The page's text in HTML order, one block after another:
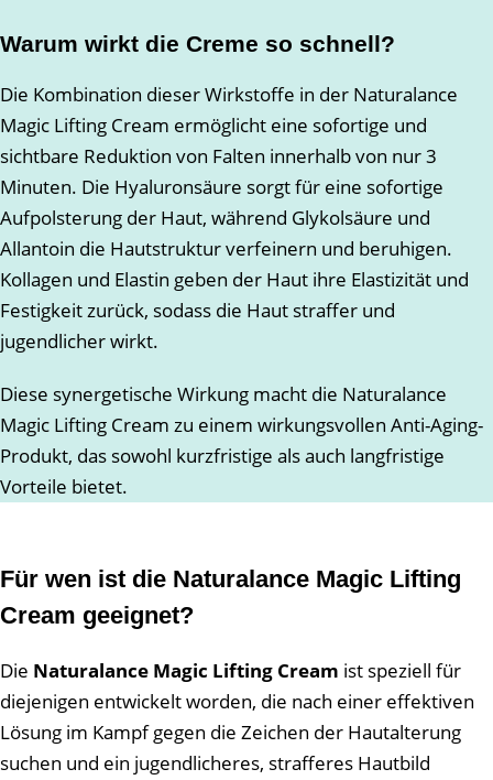
Warum wirkt die Creme so schnell?
Die Kombination dieser Wirkstoffe in der Naturalance
Magic Lifting Cream ermöglicht eine sofortige und
sichtbare Reduktion von Falten innerhalb von nur 3
Minuten. Die Hyaluronsäure sorgt für eine sofortige
Aufpolsterung der Haut, während Glykolsäure und
Allantoin die Hautstruktur verfeinern und beruhigen.
Kollagen und Elastin geben der Haut ihre Elastizität und
Festigkeit zurück, sodass die Haut straffer und
jugendlicher wirkt.
Diese synergetische Wirkung macht die Naturalance
Magic Lifting Cream zu einem wirkungsvollen Anti-Aging-
Produkt, das sowohl kurzfristige als auch langfristige
Vorteile bietet.
Für wen ist die Naturalance Magic Lifting
Cream geeignet?
Die Naturalance Magic Lifting Cream ist speziell für
diejenigen entwickelt worden, die nach einer effektiven
Lösung im Kampf gegen die Zeichen der Hautalterung
suchen und ein jugendlicheres, strafferes Hautbild